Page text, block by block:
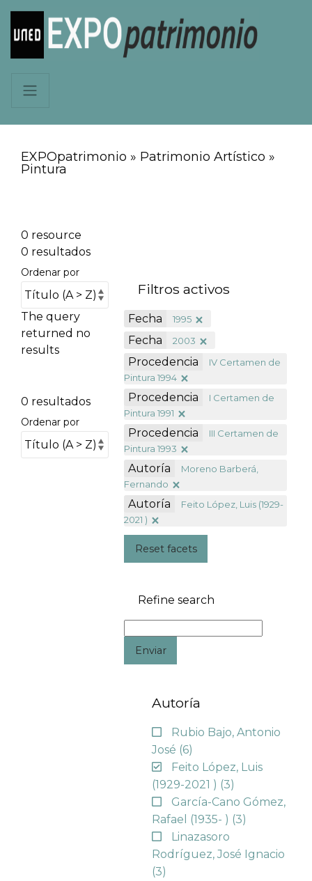
EXPOpatrimonio » Patrimonio Artístico »
Pintura
0 resource
0 resultados
Ordenar por
The query
returned no
results
0 resultados
Ordenar por
Filtros activos
Fecha 1995
Fecha 2003
Procedencia
IV Certamen de
Pintura 1994
Procedencia
I Certamen de
Pintura 1991
Procedencia
III Certamen de
Pintura 1993
Autoría
Moreno Barberá,
Fernando
Autoría
Feito López, Luis (1929-
2021 )
Reset facets
Refine search
Enviar
Autoría
Rubio Bajo, Antonio
José (6)
Feito López, Luis
(1929-2021 ) (3)
García-Cano Gómez,
Rafael (1935- ) (3)
Linazasoro
Rodríguez, José Ignacio
(3)